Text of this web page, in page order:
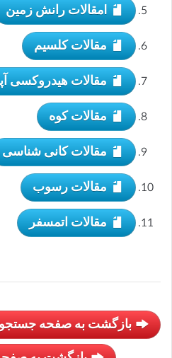
lمقالات رانش زمین
مقالات کلسیم
مقالات هیدروکسی
مقالات کوه
مقالات کانی شناسی
مقالات رسوب
مقالات اتمسفر
بازگشت به صفحه